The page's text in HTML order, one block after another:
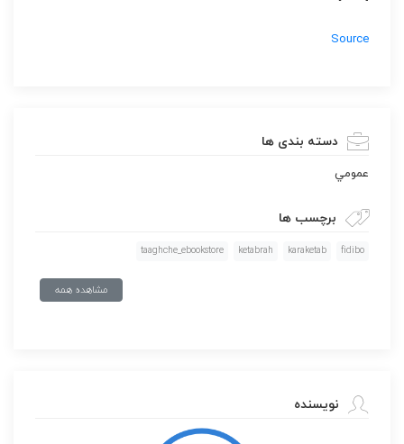
Source
دسته بندی ها
عمومي
برچسب ها
fidibo
karaketab
ketabrah
taaghche_ebookstore
مشاهده همه
نویسنده